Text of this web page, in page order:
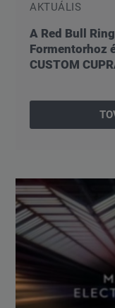
AKTUÁLIS
A Red Bull
Formentorhoz
CUSTOM